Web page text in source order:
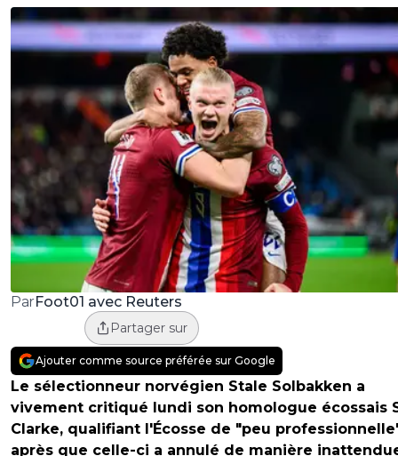
ParFoot01 avec Reuters
Partager sur
Ajouter comme source préférée sur Google
Le sélectionneur norvégien Stale Solbakken a
vivement critiqué lundi son homologue écossais
Clarke, qualifiant l'Écosse de "peu
après que celle-ci a annulé de manière